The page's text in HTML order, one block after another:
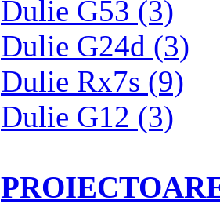
Dulie G53 (3)
Dulie G24d (3)
Dulie Rx7s (9)
Dulie G12 (3)